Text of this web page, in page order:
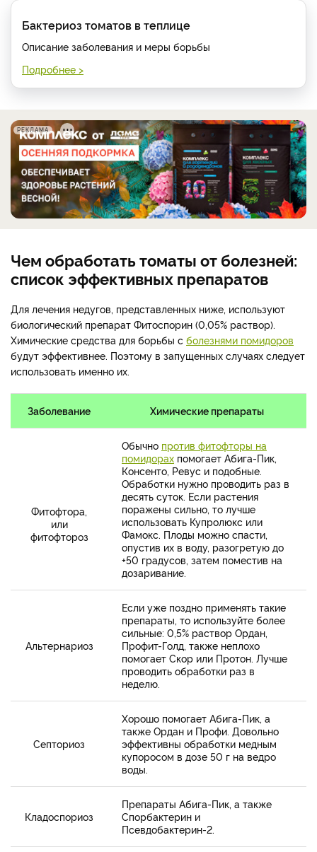
Бактериоз томатов в теплице
Описание заболевания и меры борьбы
Подробнее >
РЕКЛАМА
Чем обработать томаты от болезней:
список эффективных препаратов
Для лечения недугов, представленных ниже, используют
биологический препарат Фитоспорин (0,05% раствор).
Химические средства для борьбы с болезнями помидоров
будут эффективнее. Поэтому в запущенных случаях следует
использовать именно их.
Заболевание Химические препараты
Фитофтора,
или
фитофтороз
Обычно против фитофторы на
помидорах помогает Абига-Пик,
Консенто, Ревус и подобные.
Обработки нужно проводить раз в
десять суток. Если растения
поражены сильно, то лучше
использовать Купролюкс или
Фамокс. Плоды можно спасти,
опустив их в воду, разогретую до
+50 градусов, затем поместив на
дозаривание.
Альтернариоз
Если уже поздно применять такие
препараты, то используйте более
сильные: 0,5% раствор Ордан,
Профит-Голд, также неплохо
помогает Скор или Протон. Лучше
проводить обработки раз в
неделю.
Септориоз
Хорошо помогает Абига-Пик, а
также Ордан и Профи. Довольно
эффективны обработки медным
купоросом в дозе 50 г на ведро
воды.
Кладоспориоз
Препараты Абига-Пик, а также
Спорбактерин и
Псевдобактерин-2.